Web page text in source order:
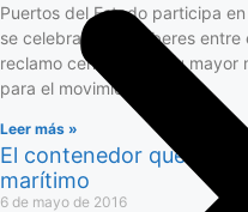
Puertos del Estado participa
se celebrará en Amberes
reclamo centrado en su
para el movimiento de
Leer más »
El contenedor que
marítimo
6 de mayo de 2016